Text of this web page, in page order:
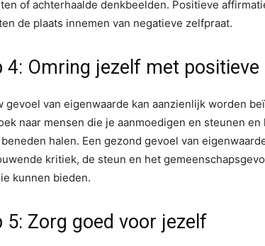
of achterhaalde denkbeelden. Positieve
de plaats innemen van negatieve zelfpraat.
4: Omring jezelf met positieve
gevoel van eigenwaarde kan aanzienlijk worden
naar mensen die je aanmoedigen en steunen
beneden halen. Een gezond gevoel van
kritiek, de steun en het
kunnen bieden.
5: Zorg goed voor jezelf